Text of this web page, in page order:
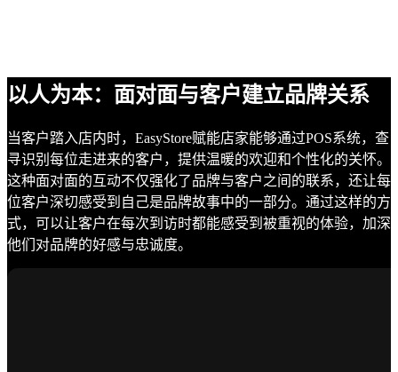
以人为本：面对面与客户建立品牌关系
当客户踏入店内时，EasyStore赋能店家能够通过POS系统，查
寻识别每位走进来的客户，提供温暖的欢迎和个性化的关怀。
这种面对面的互动不仅强化了品牌与客户之间的联系，还让每
位客户深切感受到自己是品牌故事中的一部分。通过这样的方
式，可以让客户在每次到访时都能感受到被重视的体验，加深
他们对品牌的好感与忠诚度。